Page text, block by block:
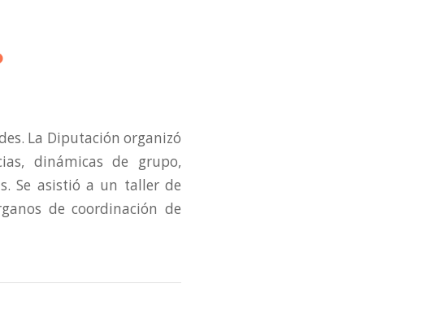
La Diputación organizó
dinámicas de grupo,
Se asistió a un taller de
de coordinación de